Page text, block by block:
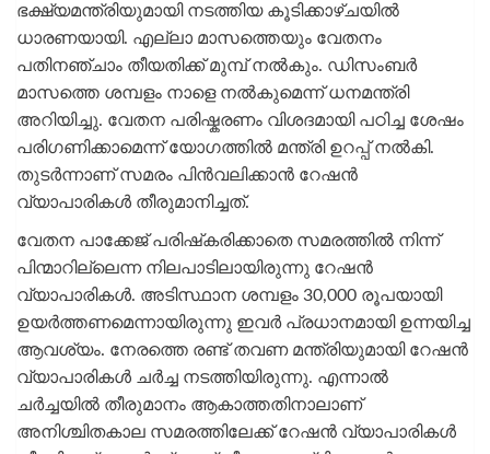
ഭക്ഷ്യമന്ത്രിയുമായി നടത്തിയ കൂടിക്കാഴ്ചയിൽ
ധാരണയായി. എല്ലാ മാസത്തെയും വേതനം
പതിനഞ്ചാം തീയതിക്ക് മുമ്പ് നൽകും. ഡിസംബർ
മാസത്തെ ശമ്പളം നാളെ നൽകുമെന്ന് ധനമന്ത്രി
അറിയിച്ചു. വേതന പരിഷ്കരണം വിശദമായി പഠിച്ച ശേഷം
പരിഗണിക്കാമെന്ന് യോഗത്തിൽ മന്ത്രി ഉറപ്പ് നൽകി.
തുടർന്നാണ് സമരം പിൻവലിക്കാൻ റേഷൻ‍
വ്യാപാരികൾ തീരുമാനിച്ചത്.
വേതന പാക്കേജ് പരിഷ്‌കരിക്കാതെ സമരത്തിൽ നിന്ന്
പിന്മാറില്ലെന്ന നിലപാടിലായിരുന്നു റേഷൻ
വ്യാപാരികൾ. അടിസ്ഥാന ശമ്പളം 30,000 രൂപയായി
ഉയർത്തണമെന്നായിരുന്നു ഇവർ പ്രധാനമായി ഉന്നയിച്ച
ആവശ്യം. നേരത്തെ രണ്ട് തവണ മന്ത്രിയുമായി റേഷൻ
വ്യാപാരികൾ ചർച്ച നടത്തിയിരുന്നു. എന്നാൽ
ചർച്ചയിൽ തീരുമാനം ആകാത്തതിനാലാണ്
അനിശ്ചിതകാല സമരത്തിലേക്ക് റേഷൻ വ്യാപാരികൾ